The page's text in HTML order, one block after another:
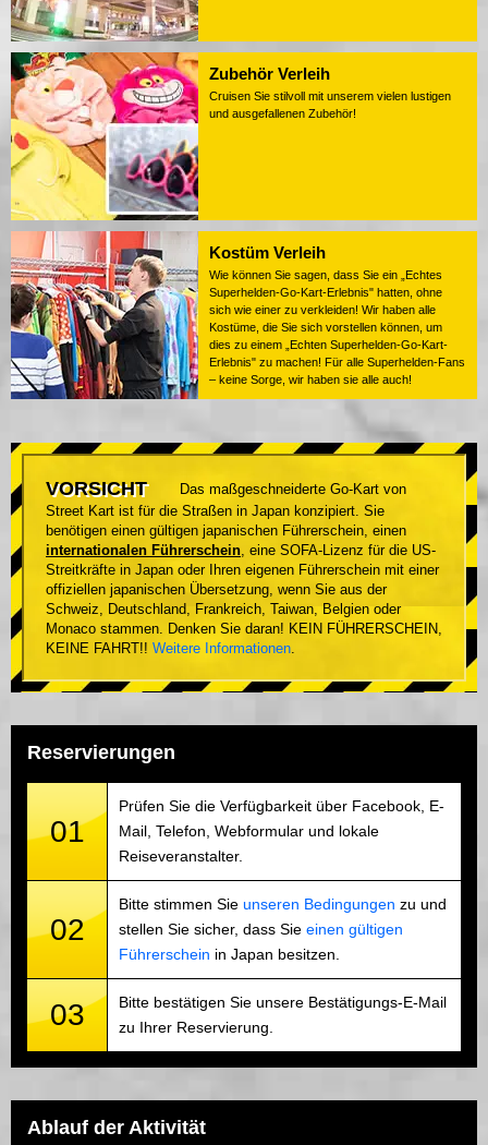
Zubehör Verleih
Cruisen Sie stilvoll mit unserem vielen lustigen
und ausgefallenen Zubehör!
Kostüm Verleih
Wie können Sie sagen, dass Sie ein „Echtes
Superhelden-Go-Kart-Erlebnis" hatten, ohne
sich wie einer zu verkleiden! Wir haben alle
Kostüme, die Sie sich vorstellen können, um
dies zu einem „Echten Superhelden-Go-Kart-
Erlebnis" zu machen! Für alle Superhelden-Fans
– keine Sorge, wir haben sie alle auch!
VORSICHT
Das maßgeschneiderte Go-Kart von
Street Kart ist für die Straßen in Japan konzipiert. Sie
benötigen einen gültigen japanischen Führerschein, einen
internationalen Führerschein, eine SOFA-Lizenz für die US-
Streitkräfte in Japan oder Ihren eigenen Führerschein mit einer
offiziellen japanischen Übersetzung, wenn Sie aus der
Schweiz, Deutschland, Frankreich, Taiwan, Belgien oder
Monaco stammen. Denken Sie daran! KEIN FÜHRERSCHEIN,
KEINE FAHRT!! Weitere Informationen.
Reservierungen
01
Prüfen Sie die Verfügbarkeit über Facebook, E-
Mail, Telefon, Webformular und lokale
Reiseveranstalter.
02
Bitte stimmen Sie unseren Bedingungen zu und
stellen Sie sicher, dass Sie einen gültigen
Führerschein in Japan besitzen.
03
Bitte bestätigen Sie unsere Bestätigungs-E-Mail
zu Ihrer Reservierung.
Ablauf der Aktivität